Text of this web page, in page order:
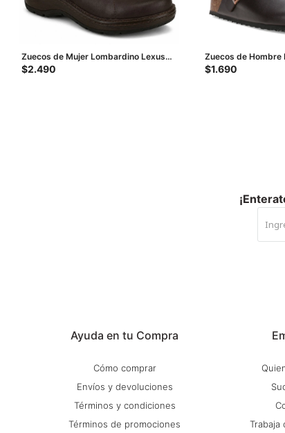
Zuecos de Mujer Lombardino Lexus
Dama - Marrón (Nobuk)
$2.490
Zuecos de Hombre
Marrón Oscuro
$1.690
Ayuda en tu Compra
Cómo comprar
Envíos y devoluciones
Términos y condiciones
Términos de promociones
Trabaja